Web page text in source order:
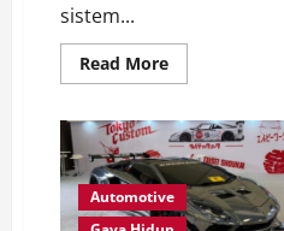
sistem...
Read MoreRead
more
BAB
Lancar
Itu
Penting
Bagi
Tubuh
Automotive